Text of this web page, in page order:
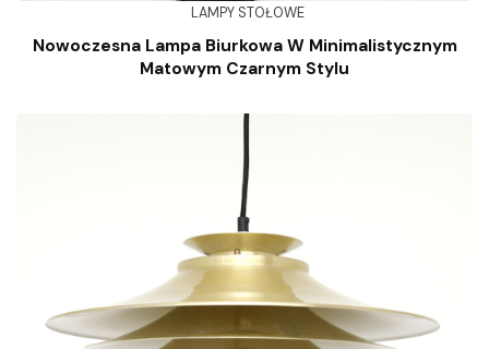
LAMPY STOŁOWE
Nowoczesna Lampa Biurkowa W Minimalistycznym
Matowym Czarnym Stylu